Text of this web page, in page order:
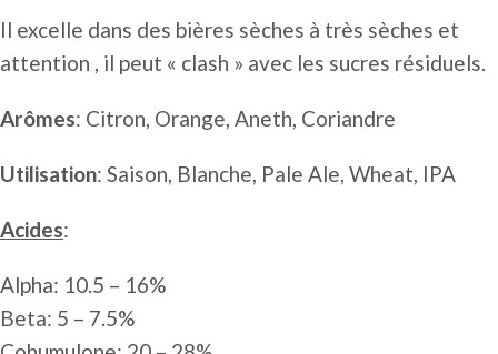
Il excelle dans des bières sèches à très sèches et
attention , il peut « clash » avec les sucres résiduels.
Arômes: Citron, Orange, Aneth, Coriandre
Utilisation: Saison, Blanche, Pale Ale, Wheat, IPA
Acides:
Alpha: 10.5 – 16%
Beta: 5 – 7.5%